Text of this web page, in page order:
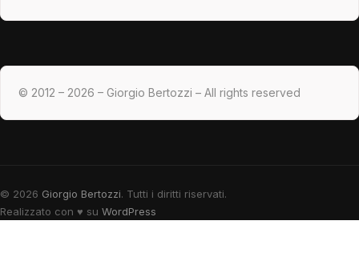
© 2012 – 2026 – Giorgio Bertozzi – All rights reserved
© 2026 Giorgio Bertozzi. Tutti i diritti riservati.
Realizzato con ♥ su WordPress